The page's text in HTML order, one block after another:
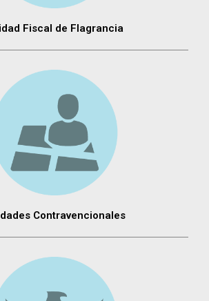
Fiscal de Flagrancia
Contravencionales